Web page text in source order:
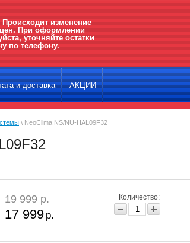
изменение
цен. При оформлении
уточняйте остатки
по телефону.
и доставка АКЦИИ
\ NeoClima NS/NU-HAL09F32
19 999 р.
17 999 р.
Количество: